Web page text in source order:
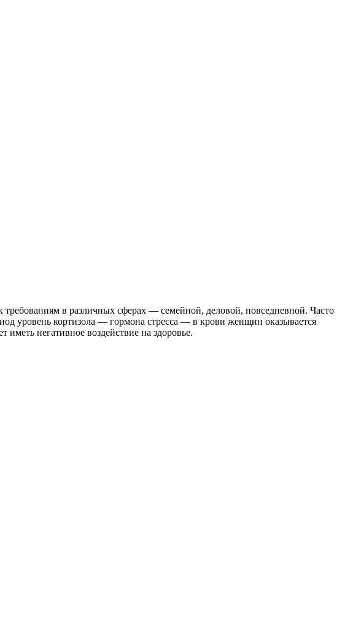
в различных сферах — семейной, деловой, повседневной. Часто
уровень кортизола — гормона стресса — в крови женщин оказывается
негативное воздействие на здоровье.